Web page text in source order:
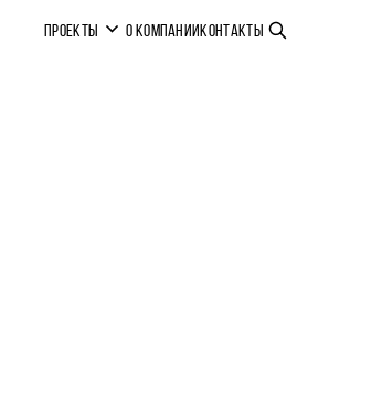
ПРОЕКТЫ О КОМПАНИИКОНТАКТЫ